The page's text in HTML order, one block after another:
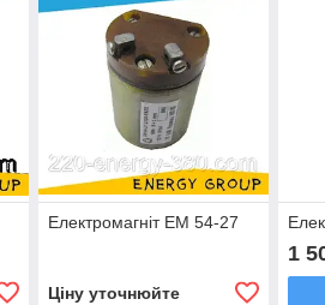
Електромагніт ЕМ 54-27
Ціну уточнюйте
1